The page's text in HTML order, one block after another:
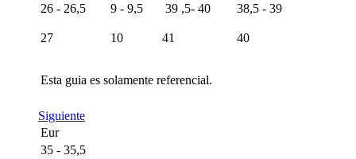
26 - 26,5 9 - 9,5 39 ,5- 40 38,5 - 39
27 10 41 40
Esta guia es solamente referencial.
Siguiente
Eur
35 - 35,5